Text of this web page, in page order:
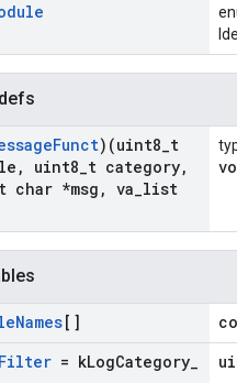
Funct)(uint8 t
, uint8 t category,
char *msg , va list
Names[]
Filter = kLogCategory